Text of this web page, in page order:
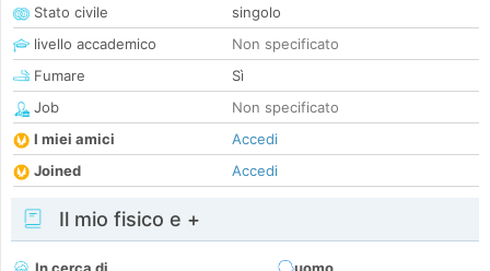
Stato civile
singolo
livello accademico
Non specificato
Fumare
Sì
Job
Non specificato
I miei amici
Accedi
Joined
Accedi
Il mio fisico e +